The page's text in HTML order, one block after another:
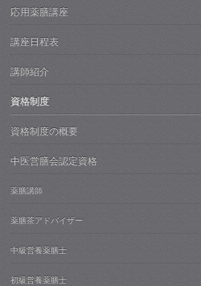
応用薬膳講座
講座日程表
講師紹介
資格制度
資格制度の概要
中医営膳会認定資格
薬膳講師
薬膳茶アドバイザー
中級営養薬膳士
初級営養薬膳士